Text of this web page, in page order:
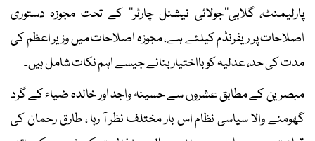
پارلیمنٹ، گلابی’’جولائی نیشنل چارٹر‘‘ کے تحت مجوزہ دستوری
اصلاحات پر ریفرنڈم کیلئے ہے، مجوزہ اصلاحات میں وزیر اعظم کی
مدت کی حد، عدلیہ کو بااختیار بنانے جیسے اہم نکات شامل ہیں۔
مبصرین کے مطابق عشروں سے حسینہ واجد اور خالدہ ضیاء کے گرد
گھومنے والا سیاسی نظام اس بار مختلف نظر آ رہا ، طارق رحمان کی